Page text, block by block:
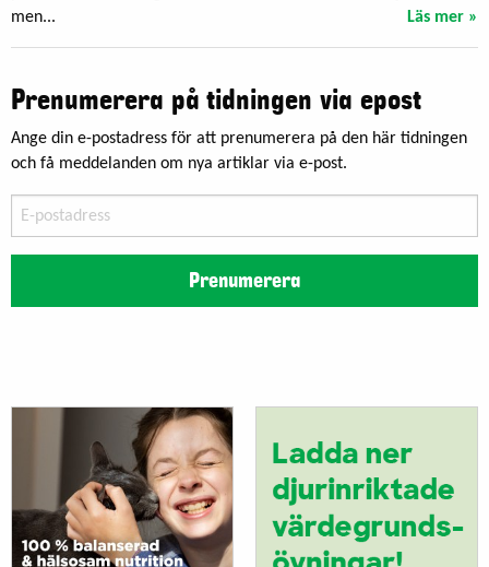
men...
Läs mer »
Prenumerera på tidningen via epost
Ange din e-postadress för att prenumerera på den här tidningen
och få meddelanden om nya artiklar via e-post.
postadress
Prenumerera